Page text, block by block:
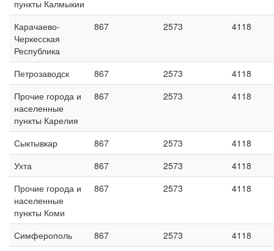
пункты Калмыкии
Карачаево-
Черкесская
Республика
867 2573 4118
Петрозаводск 867 2573
4118
Прочие города и
населенные
пункты Карелия
867 2573 4118
Сыктывкар 867 2573
4118
Ухта
867 2573
4118
Прочие города и
населенные
пункты Коми
867 2573 4118
Симферополь 867 2573
4118